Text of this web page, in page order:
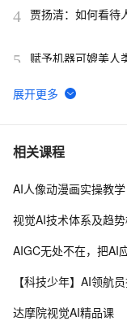
4 贾扬清：如何看待
5 赋予机器可媲美人
6
软件测试/人工智能
7 人工智能在医学领
8 云计算人工智能服
10朱啸虎：教育、企
相关课程
AI人像动漫画实操教学
视觉AI技术体系及趋
AIGC无处不在，把AI
【科技少年】AI领航
达摩院视觉AI精品课